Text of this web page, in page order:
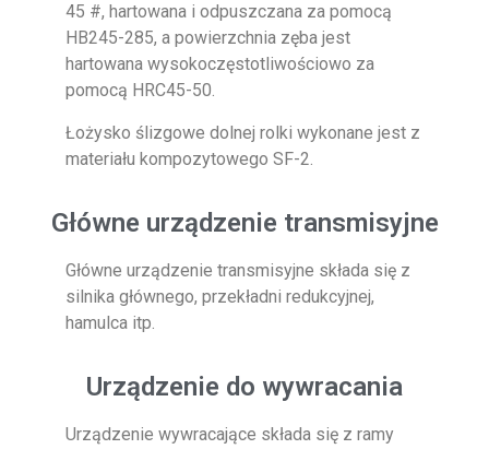
45 #, hartowana i odpuszczana za pomocą
HB245-285, a powierzchnia zęba jest
hartowana wysokoczęstotliwościowo za
pomocą HRC45-50.
Łożysko ślizgowe dolnej rolki wykonane jest z
materiału kompozytowego SF-2.
Główne urządzenie transmisyjne
Główne urządzenie transmisyjne składa się z
silnika głównego, przekładni redukcyjnej,
hamulca itp.
Urządzenie do wywracania
Urządzenie wywracające składa się z ramy